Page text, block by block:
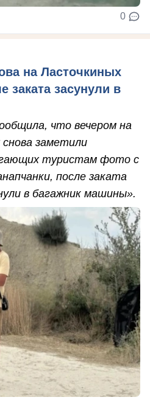
0
на Ласточкиных
заката засунули в
что вечером на
заметили
туристам фото с
после заката
в багажник машины».